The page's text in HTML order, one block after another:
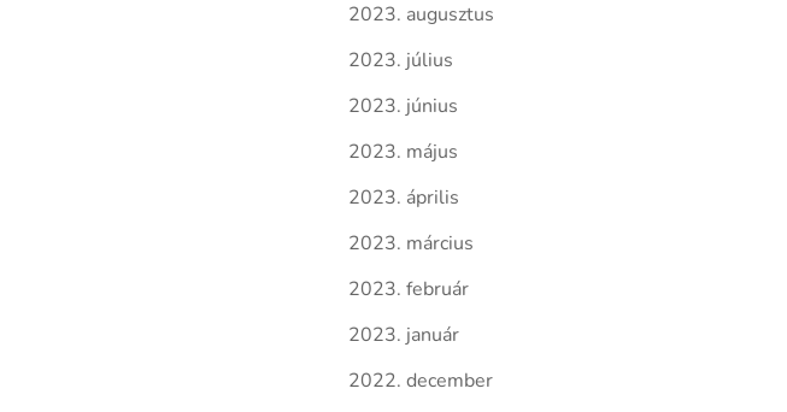
2023. augusztus
2023. július
2023. június
2023. május
2023. április
2023. március
2023. február
2023. január
2022. december